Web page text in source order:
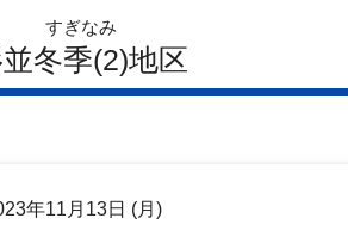
すぎなみ
冬季(2)地区
年11月13日 (月)